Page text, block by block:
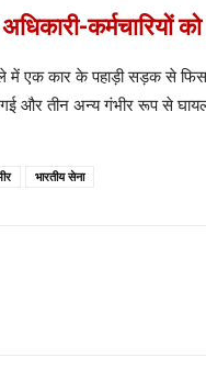
कर्मचारियों
में एक कार के पहाड़ी सड़क से
गई और तीन अन्य गंभीर रूप से
भारतीय सेना